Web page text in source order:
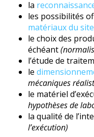
la
les possibilités
matériaux du site
le choix des
échéant
l’étude de
le
mécaniques
le matériel
hypothèses de
la qualité de
l’exécution)